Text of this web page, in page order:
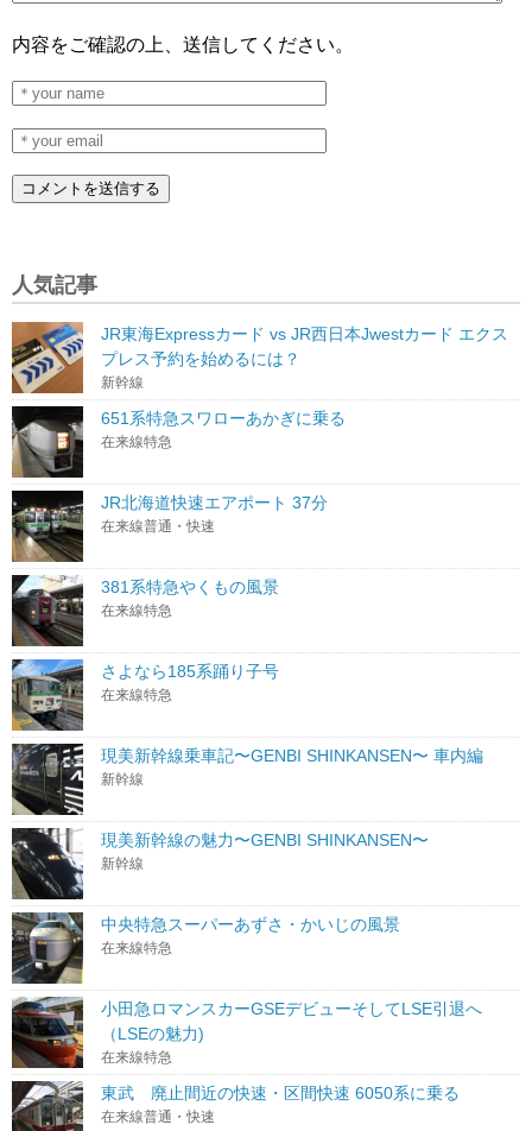
内容をご確認の上、送信してください。
人気記事
JR東海Expressカード vs JR西日本Jwestカード エクス
プレス予約を始めるには？
新幹線
651系特急スワローあかぎに乗る
在来線特急
JR北海道快速エアポート 37分
在来線普通・快速
381系特急やくもの風景
在来線特急
さよなら185系踊り子号
在来線特急
現美新幹線乗車記〜GENBI SHINKANSEN〜 車内編
新幹線
現美新幹線の魅力〜GENBI SHINKANSEN〜
新幹線
中央特急スーパーあずさ・かいじの風景
在来線特急
小田急ロマンスカーGSEデビューそしてLSE引退へ
（LSEの魅力)
在来線特急
東武 廃止間近の快速・区間快速 6050系に乗る
在来線普通・快速